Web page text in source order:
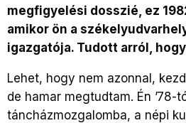
megfigyelési dosszié, ez
amikor ön a
igazgatója. Tudott arról,
Lehet, hogy nem azonnal,
de hamar megtudtam. Én ’78-
táncházmozgalomba, a népi